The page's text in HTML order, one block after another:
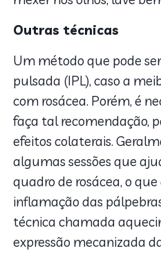
Outras técnicas
Um método que pode
pulsada (IPL), caso a
com rosácea. Porém, é
faça tal recomendação,
efeitos colaterais.
algumas sessões que
quadro de rosácea, o
inflamação das
técnica chamada
expressão mecanizada